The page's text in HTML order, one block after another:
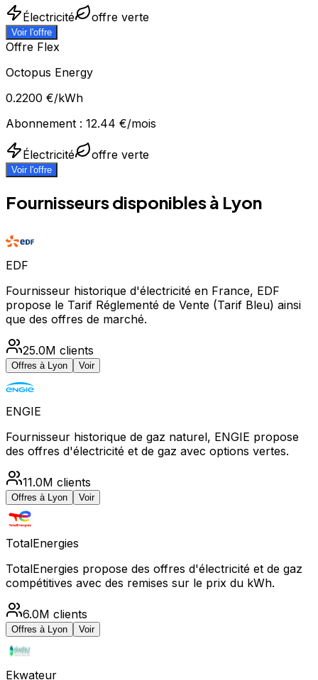
Électricité offre verte
Voir l'offre
Offre Flex
Octopus Energy
0.2200 €/kWh
Abonnement : 12.44 €/mois
Électricité offre verte
Voir l'offre
Fournisseurs disponibles à Lyon
EDF
Fournisseur historique d'électricité en France, EDF
propose le Tarif Réglementé de Vente (Tarif Bleu) ainsi
que des offres de marché.
25.0M clients
Offres à Lyon Voir
ENGIE
Fournisseur historique de gaz naturel, ENGIE propose
des offres d'électricité et de gaz avec options vertes.
11.0M clients
Offres à Lyon Voir
TotalEnergies
TotalEnergies propose des offres d'électricité et de gaz
compétitives avec des remises sur le prix du kWh.
6.0M clients
Offres à Lyon Voir
Ekwateur